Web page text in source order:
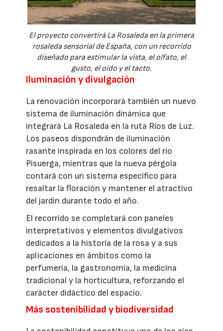
El proyecto convertirá La Rosaleda en la primera
rosaleda sensorial de España, con un recorrido
diseñado para estimular la vista, el olfato, el
gusto, el oído y el tacto.
Iluminación y divulgación
La renovación incorporará también un nuevo
sistema de iluminación dinámica que
integrará La Rosaleda en la ruta Ríos de Luz.
Los paseos dispondrán de iluminación
rasante inspirada en los colores del río
Pisuerga, mientras que la nueva pérgola
contará con un sistema específico para
resaltar la floración y mantener el atractivo
del jardín durante todo el año.
El recorrido se completará con paneles
interpretativos y elementos divulgativos
dedicados a la historia de la rosa y a sus
aplicaciones en ámbitos como la
perfumería, la gastronomía, la medicina
tradicional y la horticultura, reforzando el
carácter didáctico del espacio.
Más sostenibilidad y biodiversidad